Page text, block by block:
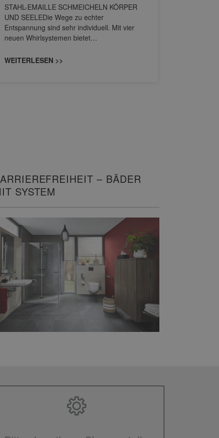
STAHL-EMAILLE SCHMEICHELN KÖRPER
UND SEELEDie Wege zu echter
Entspannung sind sehr individuell. Mit vier
neuen Whirlsystemen bietet…
WEITERLESEN >>
– BÄDER
SYSTEM